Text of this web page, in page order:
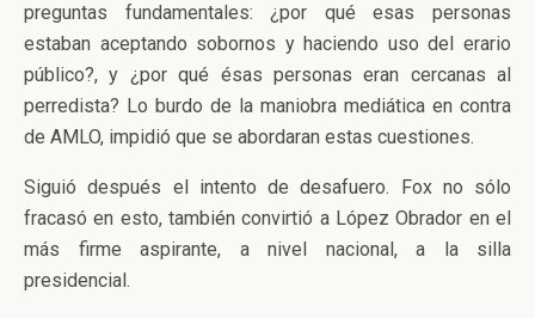
preguntas fundamentales: ¿por qué esas personas
estaban aceptando sobornos y haciendo uso del erario
público?, y ¿por qué ésas personas eran cercanas al
perredista? Lo burdo de la maniobra mediática en contra
de AMLO, impidió que se abordaran estas cuestiones.
Siguió después el intento de desafuero. Fox no sólo
fracasó en esto, también convirtió a López Obrador en el
más firme aspirante, a nivel nacional, a la silla
presidencial.